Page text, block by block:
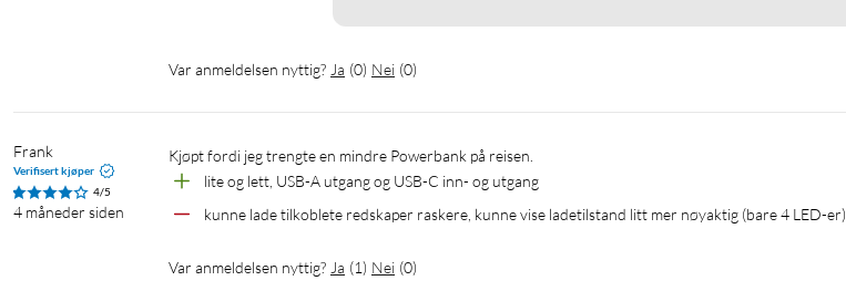
Var anmeldelsen nyttig? Ja (0) Nei (0)
Frank
Verifisert kjøper
4/5
4 måneder siden
Kjøpt fordi jeg trengte en mindre Powerbank på reisen.
lite og lett, USB-A utgang og USB-C inn- og utgang
kunne lade tilkoblete redskaper raskere, kunne vise ladetilstand litt mer nøyaktig (bare 4 LED-er)
Var anmeldelsen nyttig? Ja (1) Nei (0)